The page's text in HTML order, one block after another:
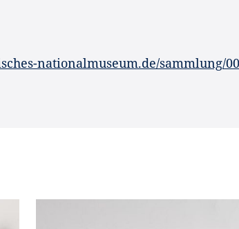
nationalmuseum.de/sammlung/